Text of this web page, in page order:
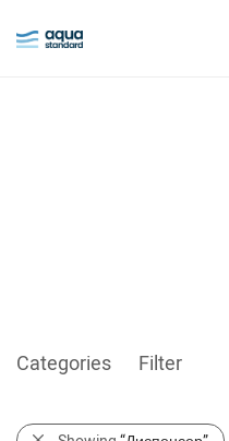
Categories Filter